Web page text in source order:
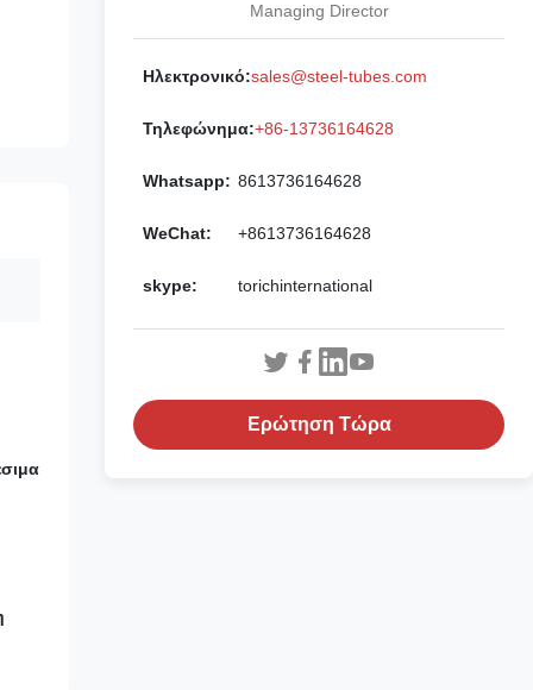
Managing Director
Ηλεκτρονικό:sales@steel-tubes.com
Τηλεφώνημα:+86-13736164628
Whatsapp: 8613736164628
WeChat: +8613736164628
skype: torichinternational
Ερώτηση Τώρα